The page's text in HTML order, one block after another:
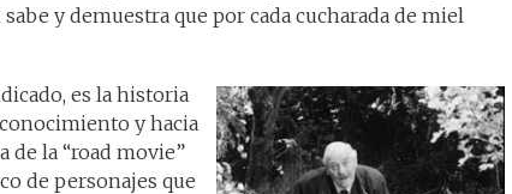
y demuestra que por cada cucharada de miel
es la historia
y hacia
de la “road movie”
de personajes que